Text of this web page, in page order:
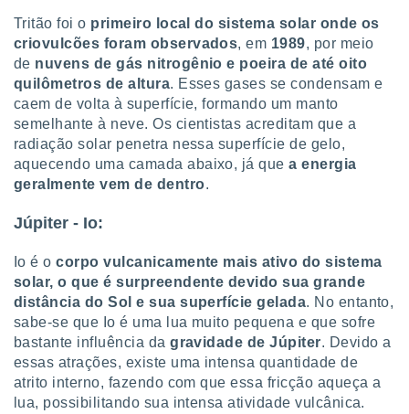
medir
da
medir o
dos
os
de
de dados
e melhorar
através
Tritão foi o primeiro local do sistema solar onde os
criovulcões foram observados, em 1989, por meio
de nuvens de gás nitrogênio e poeira de até oito
quilômetros de altura. Esses gases se condensam e
caem de volta à superfície, formando um manto
semelhante à neve. Os cientistas acreditam que a
radiação solar penetra nessa superfície de gelo,
aquecendo uma camada abaixo, já quea energia
geralmente vem de dentro.
Júpiter - Io:
Io é ocorpo vulcanicamente mais ativo do sistema
solar, o que é surpreendente devido sua grande
distância do Sol e sua superfície gelada. No entanto,
sabe-se que Io é uma lua muito pequena e que sofre
bastante influência dagravidade de Júpiter. Devido a
essas atrações, existe uma intensa quantidade de
atrito interno, fazendo com que essa fricção aqueça a
lua, possibilitando sua intensa atividade vulcânica.